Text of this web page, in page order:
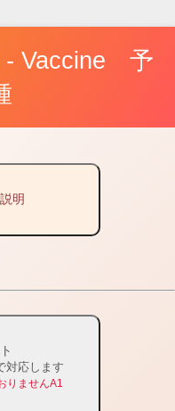
- Vaccine 予
明
対応します
りませんA1